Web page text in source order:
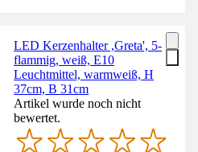
LED Kerzenhalter ,Greta', 5-
flammig, weiß, E10
Leuchtmittel, warmweiß, H
37cm, B 31cm
Artikel wurde noch nicht
bewertet.